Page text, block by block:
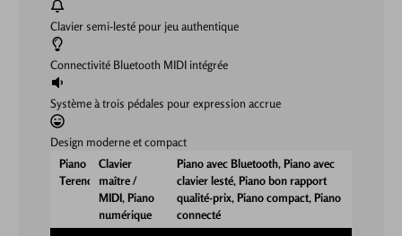
Clavier semi-lesté pour jeu authentique
Connectivité Bluetooth MIDI intégrée
Système à trois pédales pour expression accrue
Design moderne et compact
Piano
Terence
Clavier
maître /
MIDI,Piano
numérique
Piano avec Bluetooth, Piano avec
clavier lesté, Piano bon rapport
qualité-prix, Piano compact, Piano
connecté